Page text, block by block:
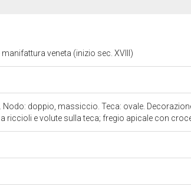
veneta (inizio sec. XVIII)
Nodo: doppio, massiccio. Teca: ovale.
riccioli e volute sulla teca; fregio apicale con